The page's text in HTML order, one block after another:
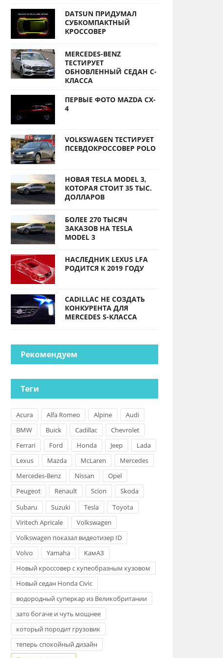
DATSUN ПРИДУМАЛ
СУБКОМПАКТНЫЙ
КРОССОВЕР
MERCEDES-BENZ
ТЕСТИРУЕТ
ОБНОВЛЕННЫЙ СЕДАН С-
КЛАССА
ПЕРВЫЕ ФОТО MAZDA CX-
4
VOLKSWAGEN ТЕСТИРУЕТ
ПСЕВДОКРОССОВЕР POLO
НОВАЯ TESLA MODEL 3,
КОТОРАЯ СТОИТ 35 ТЫС.
ДОЛЛАРОВ
БОЛЕЕ 270 ТЫСЯЧ
ЗАКАЗОВ НА TESLA
MODEL 3
НАСЛЕДНИК LEXUS LFA
РОДИТСЯ К 2019 ГОДУ
CADILLAC НЕ СОЗДАТЬ
КОНКУРЕНТА ДЛЯ
MERCEDES S-КЛАССА
Рекомендуем
Теги
Acura Alfa Romeo Alpine
Audi
BMW
Buick Cadillac
Chevrolet
Ferrari
Ford Honda Jeep
Lada
Lexus
Mazda McLaren
Mercedes
Mercedes-Benz
Nissan
Opel
Peugeot
Renault Scion
Skoda
Subaru
Suzuki Tesla
Toyota
Viritech Apricale
Volkswagen
Volkswagen показал видеотизер ID
Volvo
Yamaha
КамАЗ
Новый кроссовер с купеобразным кузовом
Новый седан Honda Civic
водородный суперкар из Великобритании
зато богаче и чуть мощнее
который породит грузовик
теперь спокойный дизайн